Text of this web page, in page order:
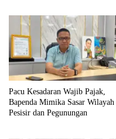
Pacu Kesadaran Wajib Pajak,
Bapenda Mimika Sasar Wilayah
Pesisir dan Pegunungan